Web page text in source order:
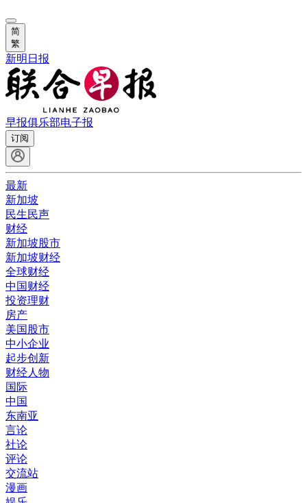
简
繁
新明日报
早报俱乐部电子报
订阅
最新
新加坡
民生民声
财经
新加坡股市
新加坡财经
全球财经
中国财经
投资理财
房产
美国股市
中小企业
起步创新
财经人物
国际
中国
东南亚
言论
社论
评论
交流站
漫画